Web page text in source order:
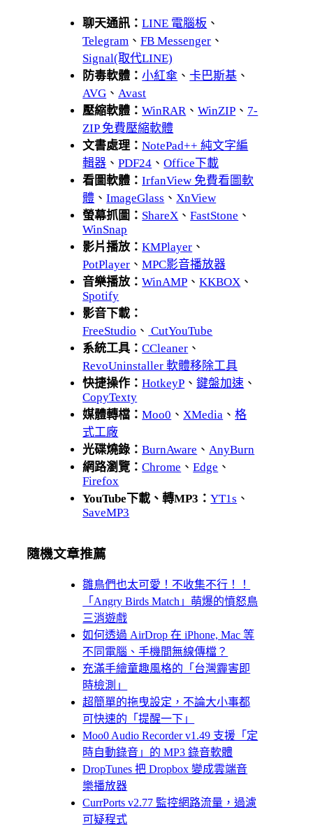
聊天通訊：LINE 電腦板 、
Telegram 、FB Messenger 、
Signal(取代LINE)
防毒軟體：小紅傘 、卡巴斯基 、
AVG 、 Avast
壓縮軟體：WinRAR 、WinZIP 、 7-
ZIP 免費壓縮軟體
文書處理：NotePad++ 純文字編
輯器 、PDF24 、Office下載
看圖軟體：IrfanView 免費看圖軟
體 、ImageGlass 、 XnView
螢幕抓圖： ShareX 、FastStone 、
WinSnap
影片播放：KMPlayer 、
PotPlayer 、MPC影音播放器
音樂播放：WinAMP 、KKBOX 、
Spotify
影音下載：
FreeStudio 、 CutYouTube
系統工具：CCleaner 、
RevoUninstaller 軟體移除工具
快捷操作：HotkeyP 、鍵盤加速 、
CopyTexty
媒體轉檔：Moo0 、 XMedia 、格
式工廠
光碟燒錄：BurnAware 、 AnyBurn
網路瀏覽：Chrome 、Edge 、
Firefox
YouTube下載、轉MP3：YT1s 、
SaveMP3
隨機文章推薦
雛鳥們也太可愛！不收集不行！！
「Angry Birds Match」萌爆的憤怒鳥
三消遊戲
如何透過 AirDrop 在 iPhone, Mac 等
不同電腦、手機間無線傳檔？
充滿手繪童趣風格的「台灣霾害即
時檢測」
超簡單的拖曳設定，不論大小事都
可快速的「提醒一下」
Moo0 Audio Recorder v1.49 支援「定
時自動錄音」的 MP3 錄音軟體
DropTunes 把 Dropbox 變成雲端音
樂播放器
CurrPorts v2.77 監控網路流量，過濾
可疑程式